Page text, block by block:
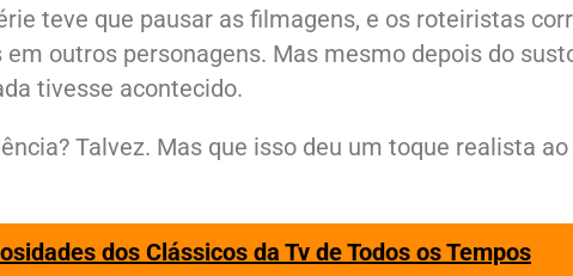
teve que pausar as filmagens, e os roteiristas
outros personagens. Mas mesmo depois do
tivesse acontecido.
Talvez. Mas que isso deu um toque realista ao
dos Clássicos da Tv de Todos os Tempos